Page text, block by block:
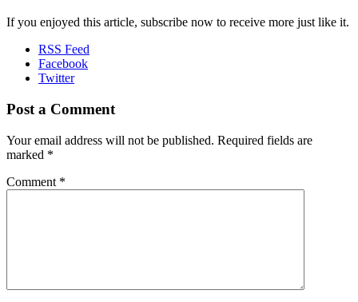
If you enjoyed this article, subscribe now to receive more just like it.
RSS Feed
Facebook
Twitter
Post a Comment
Your email address will not be published. Required fields are
marked *
Comment *